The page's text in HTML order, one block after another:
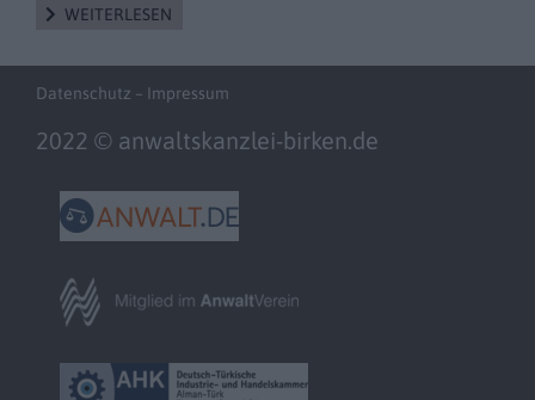
WEITERLESEN
Datenschutz – Impressum
2022 © anwaltskanzlei-birken.de